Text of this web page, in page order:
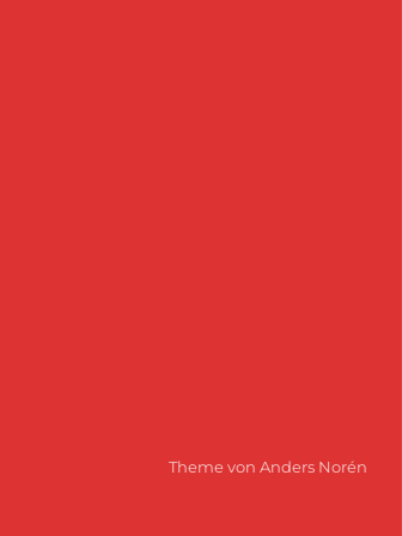
Theme von Anders Norén